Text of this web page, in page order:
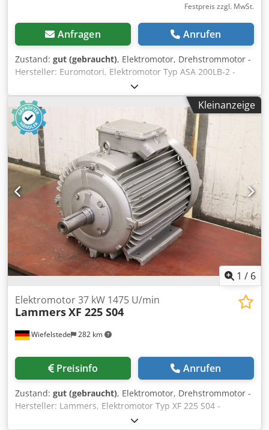
Festpreis zzgl. MwSt.
Anfragen Anrufen
Zustand: gut (gebraucht), Elektromotor, Drehstrommotor -
Hersteller: Euromotori, Elektromotor Typ ASA 200LB-2 -
Leistung: 37 kW -Drehzahl: 2960 U/min Cjdpfx Apjwx
Rwqjtjrf -Welle: Ø 55 x 110 mm -Bauform: B3 -Schutzart: Ex
-Abmessungen: 825/396/H570 mm -Gewicht: 335 kgKleinanzeige
1 / 6
Wiefelstede 282 km
Elektromotor 37 kW 1475 U/min
LammersXF 225 S04
Preisinfo Anrufen
Zustand: gut (gebraucht), Elektromotor, Drehstrommotor -
Hersteller: Lammers, Elektromotor Typ XF 225 S04 -
Leistung: 37 kW -Drehzahl: 1475 U/min -Welle: Ø 60 x 115